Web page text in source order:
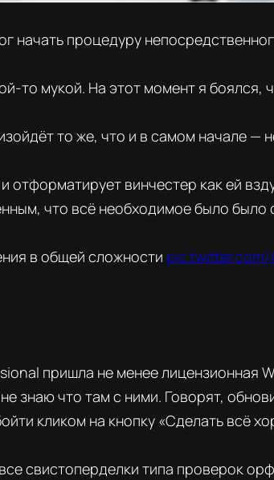
начать процедуру
то мукой. На этот момент я боялся,
то же, что и в самом начале —
отформатирует винчестер как ей
что всё необходимое было было
в общей сложности pic.twitter.com/
пришла не менее лицензионная
знаю что там с ними. Говорят,
кликом на кнопку «Сделать всё
свистоперделки типа проверок